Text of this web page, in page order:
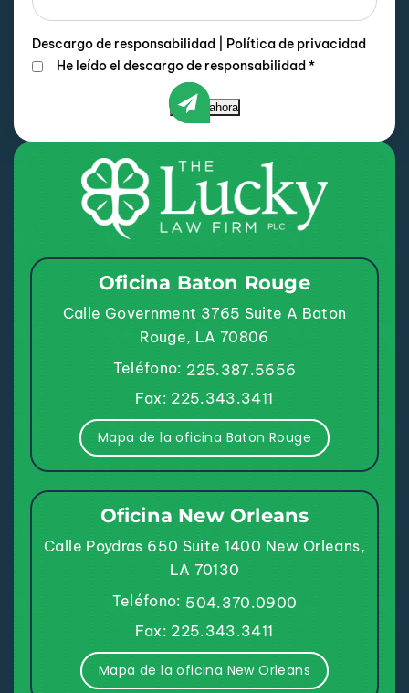
Descargo de responsabilidad
Política de privacidad
He leído el descargo de responsabilidad *
Enviar ahora
Oficina Baton Rouge
Calle Government 3765 Suite A Baton
Rouge, LA 70806
Teléfono: 225.387.5656
Fax: 225.343.3411
Mapa de la oficina Baton Rouge
Oficina New Orleans
Calle Poydras 650 Suite 1400 New Orleans,
LA 70130
Teléfono: 504.370.0900
Fax: 225.343.3411
Mapa de la oficina New Orleans